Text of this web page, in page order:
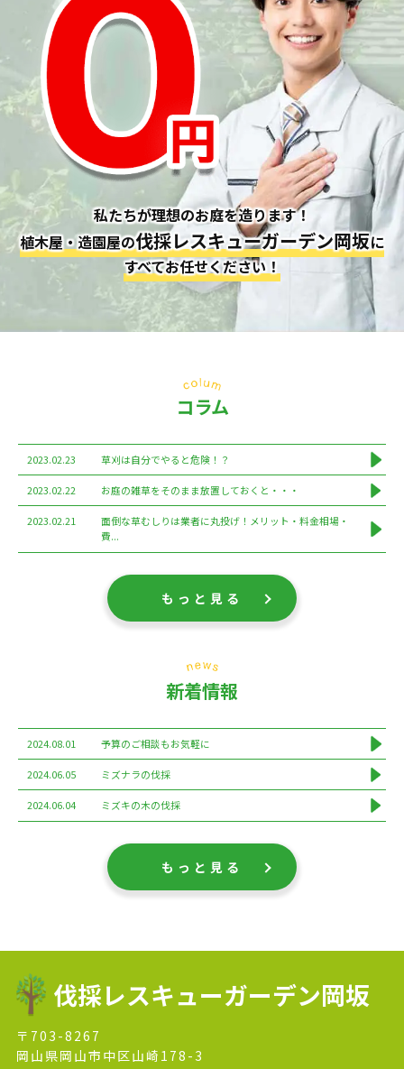
私たちが理想のお庭を造ります！
植木屋・造園屋の伐採レスキューガーデン岡坂に
すべてお任せください！
コラム
2023.02.23 草刈は自分でやると危険！？
2023.02.22 お庭の雑草をそのまま放置しておくと・・・
2023.02.21
面倒な草むしりは業者に丸投げ！メリット・料金相場・
費...
もっと見る
新着情報
2024.08.01 予算のご相談もお気軽に
2024.06.05 ミズナラの伐採
2024.06.04 ミズキの木の伐採
もっと見る
伐採レスキューガーデン岡坂
〒703-8267
岡山県岡山市中区山崎178-3